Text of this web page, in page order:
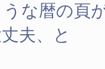
な暦の頁
夫、と